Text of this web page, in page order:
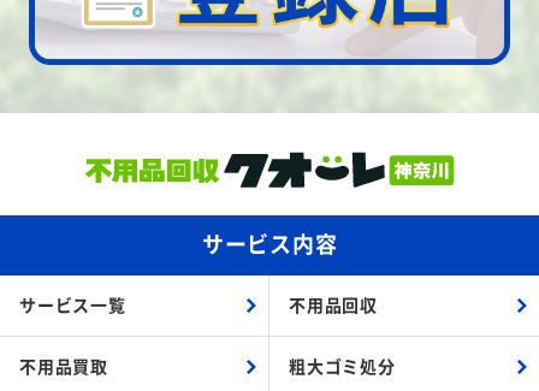
サービス内容
サービス一覧 不用品回収
不用品買取 粗大ゴミ処分